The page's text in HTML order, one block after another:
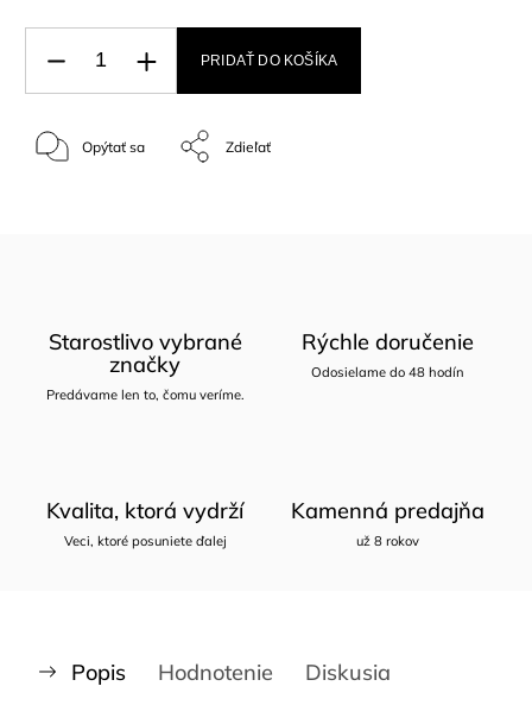
PRIDAŤ DO KOŠÍKA
Opýtať sa Zdieľať
Starostlivo vybrané
značky
Predávame len to, čomu veríme.
Rýchle doručenie
Odosielame do 48 hodín
Kvalita, ktorá vydrží
Veci, ktoré posuniete ďalej
Kamenná predajňa
už 8 rokov
Popis Hodnotenie Diskusia